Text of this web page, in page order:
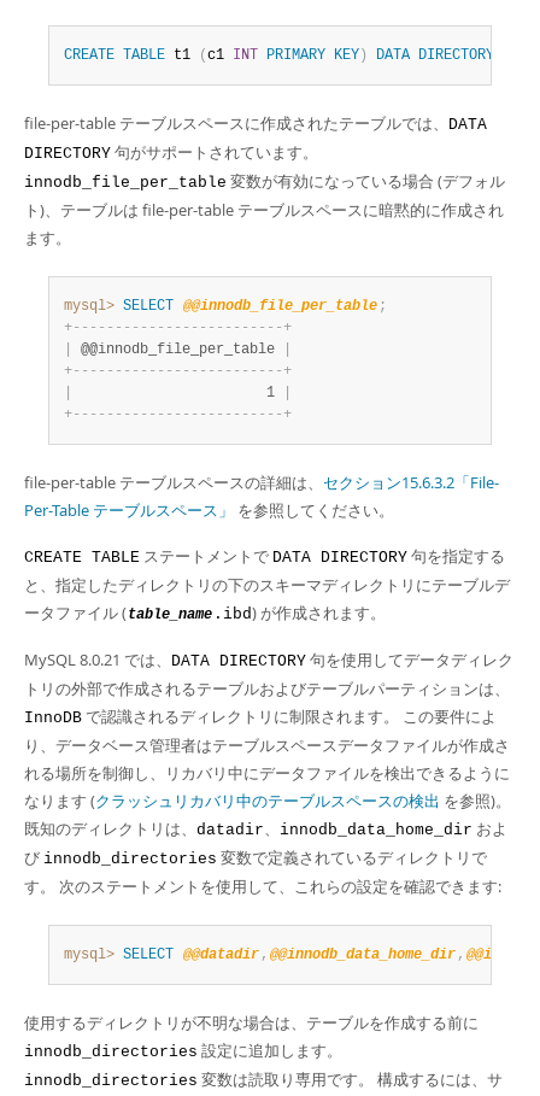
CREATE TABLE t1 ( c1 INT PRIMARY KEY ) DATA DIRECTORY
file-per-table テーブルスペースに作成されたテーブルでは、
DATA
DIRECTORY 句がサポートされています。
innodb_file_per_table 変数が有効になっている場合 (デフォル
ト)、テーブルは file-per-table テーブルスペースに暗黙的に作成され
ます。
mysql> SELECT @@innodb_file_per_table ;
+- - - - - - - - - - - - - - - - - - - - - - - - -+
@@innodb_file_per_table
+- - - - - - - - - - - - - - - - - - - - - - - - -+
                       1
+- - - - - - - - - - - - - - - - - - - - - - - - -+
file-per-table テーブルスペースの詳細は、 セクション15.6.3.2「File-
Per-Table テーブルスペース」
を参照してください。
CREATE TABLE ステートメントで DATA DIRECTORY 句を指定する
と、指定したディレクトリの下のスキーマディレクトリにテーブルデ
ータファイル (table_name .ibd) が作成されます。
MySQL 8.0.21 では、 DATA DIRECTORY 句を使用してデータディレク
トリの外部で作成されるテーブルおよびテーブルパーティションは、
InnoDB で認識されるディレクトリに制限されます。 この要件によ
り、データベース管理者はテーブルスペースデータファイルが作成さ
れる場所を制御し、リカバリ中にデータファイルを検出できるように
なります (クラッシュリカバリ中のテーブルスペースの検出 を参照)。
既知のディレクトリは、 datadir、 innodb_data_home_dir およ
び innodb_directories 変数で定義されているディレクトリで
す。 次のステートメントを使用して、これらの設定を確認できます:
mysql> SELECT @@datadir , @@innodb_data_home_dir ,
使用するディレクトリが不明な場合は、テーブルを作成する前に
innodb_directories 設定に追加します。
innodb_directories 変数は読取り専用です。 構成するには、サ